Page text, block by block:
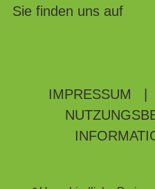
Sie finden uns auf
IMPRESSUM